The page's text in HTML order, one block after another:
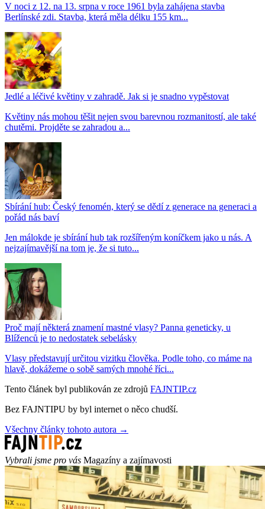
V noci z 12. na 13. srpna v roce 1961 byla zahájena stavba
Berlínské zdi. Stavba, která měla délku 155 km...
Jedlé a léčivé květiny v zahradě. Jak si je snadno vypěstovat
Květiny nás mohou těšit nejen svou barevnou rozmanitostí, ale také
chutěmi. Projděte se zahradou a...
Sbírání hub: Český fenomén, který se dědí z generace na generaci a
pořád nás baví
Jen málokde je sbírání hub tak rozšířeným koníčkem jako u nás. A
nejzajímavější na tom je, že si tuto...
Proč mají některá znamení mastné vlasy? Panna geneticky, u
Blíženců je to nedostatek sebelásky
Vlasy představují určitou vizitku člověka. Podle toho, co máme na
hlavě, dokážeme o sobě samých mnohé říci...
Tento článek byl publikován ze zdrojů FAJNTIP.cz
Bez FAJNTIPU by byl internet o něco chudší.
Všechny články tohoto autora →
Vybrali jsme pro vás Magazíny a zajímavosti